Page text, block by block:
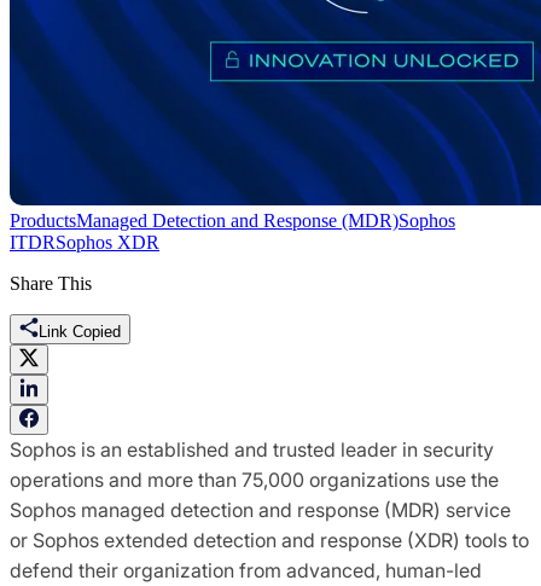
ProductsManaged Detection and Response (MDR)Sophos
ITDRSophos XDR
Share This
Link Copied
Sophos is an established and trusted leader in security
operations and more than 75,000 organizations use the
Sophos managed detection and response (MDR) service
or Sophos extended detection and response (XDR) tools to
defend their organization from advanced, human-led